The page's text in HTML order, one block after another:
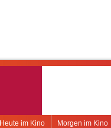
Morgen im Kino
Heute im Kino